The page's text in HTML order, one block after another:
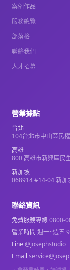
案例作品
服務總覽
部落格
聯絡我們
人才招募
營業據點
台北
104台北市中山區民
高雄
800 高雄市新興區民
新加坡
068914 #14-04 新加
聯絡資訊
免費服務專線0800-
營業時間 週一~週五
Line@josephstudio
Email